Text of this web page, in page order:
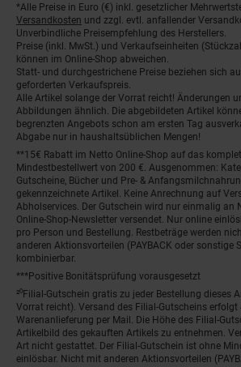
Fußnoten
*Alle Preise in Euro (€) inkl. gesetzlicher
Versandkosten und zzgl. evtl. anfallender
Unverbindliche Preisempfehlung des Herstellers.
Preise (inkl. MwSt.) und Verkaufseinheiten
können im Online-Shop abweichen.
Statt- und durchgestrichene Preise beziehen sich
geforderten Verkaufspreis.
Alle Artikel solange der Vorrat reicht! Änderungen
Abbildungen ähnlich. Die abgebildeten Artikel
begrenzten Angebots schon am ersten Tag
Abgabe nur in haushaltsüblichen Mengen!
**15€ Rabatt im Netto Online-Shop auf das
Mindestbestellwert von 200 €. Ausgenommen:
Gutscheine, Bücher und Pre- &
gekennzeichnete Artikel. Keine Anrechnung auf
Abholservices. Der Gutschein wird nur einmalig an
Online-Shop-Newsletter versendet. Nur online
pro Person und Bestellung. Restbeträge werden
anderen Aktionsvorteilen (PAYBACK oder sonstige
kombinierbar.
***Positive Bonitätsprüfung vorausgesetzt
²⁰Filial-Gutschein gratis zu jeder Bestellung dieses
Vorrat reicht). Versand des Filial-Gutscheins erfolgt
Warenanlieferung per Mail. Die Höhe des Filial-
Artikelbild des gekauften Artikels zu entnehmen.
Art nicht gestattet. Der Filial-Gutschein ist ohne
einlösbar. Nicht mit anderen Aktionsvorteilen